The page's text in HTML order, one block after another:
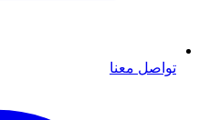
تواصل معنا